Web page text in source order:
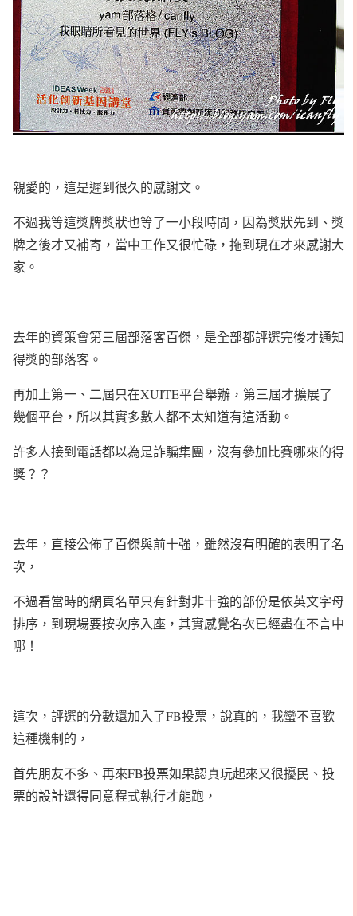
親愛的，這是遲到很久的感謝文。
不過我等這獎牌獎狀也等了一小段時間，因為獎狀先到、獎
牌之後才又補寄，當中工作又很忙碌，拖到現在才來感謝大
家。
去年的資策會第三屆部落客百傑，是全部都評選完後才通知
得獎的部落客。
再加上第一、二屆只在XUITE平台舉辦，第三屆才擴展了
幾個平台，所以其實多數人都不太知道有這活動。
許多人接到電話都以為是詐騙集團，沒有參加比賽哪來的得
獎？？
去年，直接公佈了百傑與前十強，雖然沒有明確的表明了名
次，
不過看當時的網頁名單只有針對非十強的部份是依英文字母
排序，到現場要按次序入座，其實感覺名次已經盡在不言中
哪！
這次，評選的分數還加入了FB投票，說真的，我蠻不喜歡
這種機制的，
首先朋友不多、再來FB投票如果認真玩起來又很擾民、投
票的設計還得同意程式執行才能跑，